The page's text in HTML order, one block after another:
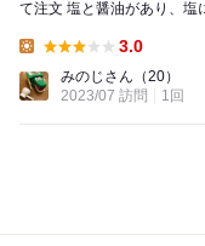
て注文 塩と醤油があり、塩にローストトマトをトッピングしました。 ほ
3.0
みのじさん （20）
2023/07 訪問
1回